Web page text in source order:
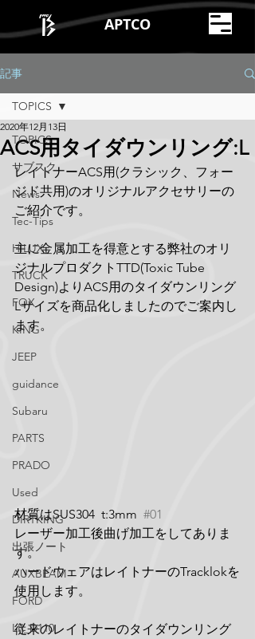
APTCO
記事
TOPICS
サブスク
News
Tec-Tips
HILUX
TRUCK
FOX
KING
JEEP
guidance
Subaru
PARTS
PRADO
Used
DIRTKING
出張ノート
AUXBEAM
FORD
LR_D110
TOPICS
ACS用タイダウンリング:L
2020年12月13日
レイトナーACS用(クラシック、フォー
ジド共用)のオリジナルアクセサリーの
ご紹介です。
主に金属加工を得意とする弊社のオリ
ジナルプロダクトTTD(Toxic Tube
Design)よりACS用のタイダウンリング
Lサイズを商品化しましたのでご案内し
ます。
材質はSUS304  t:3mm #01
レーザー加工後曲げ加工をしてありま
す。
ハードウェアはレイトナーのTracklokを
使用します。
従来のレイトナーのタイダウンリング